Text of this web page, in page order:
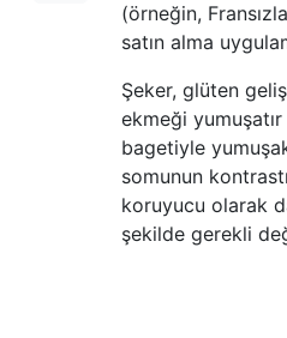
(örneğin,
satın alma
Şeker, glüten
ekmeği
bagetiyle
somunun
koruyucu olarak
şekilde gerekli